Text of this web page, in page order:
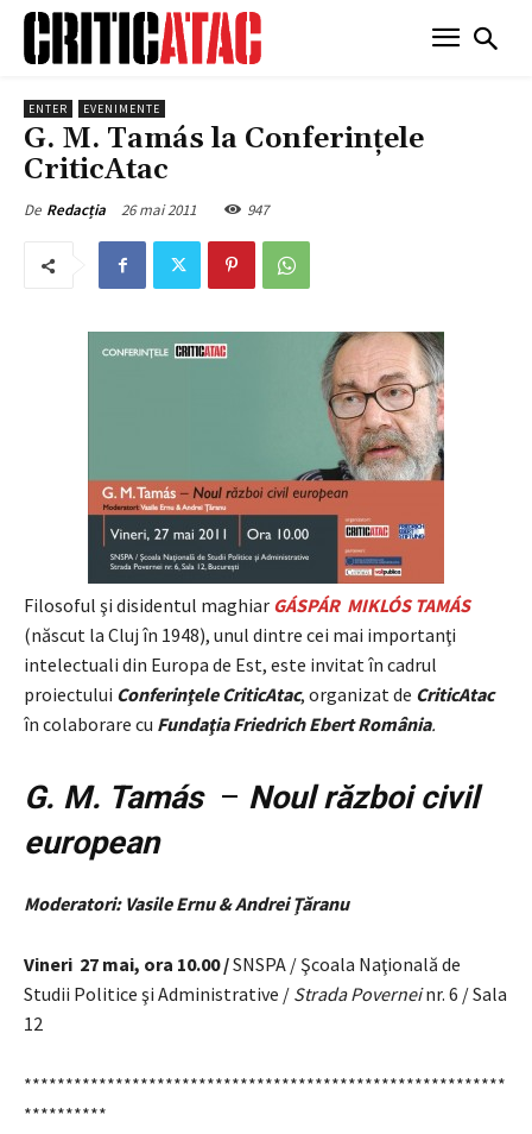
ENTER EVENIMENTE
G. M. Tamás la Conferinţele
CriticAtac
De Redacția 26 mai 2011 947
Filosoful şi disidentul maghiar GÁSPÁR MIKLÓS TAMÁS
(născut la Cluj în 1948), unul dintre cei mai importanţi
intelectuali din Europa de Est, este invitat în cadrul
proiectului Conferinţele CriticAtac, organizat de CriticAtac
în colaborare cu Fundaţia Friedrich Ebert România.
G. M. Tamás– Noul război civil
european
Moderatori: Vasile Ernu & Andrei Ţăranu
Vineri 27 mai, ora 10.00 /SNSPA / Şcoala Naţională de
Studii Politice şi Administrative / Strada Poverneinr. 6 / Sala
12
**********************************************************
**********